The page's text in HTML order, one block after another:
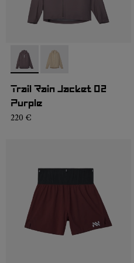
003
- N1CMTS2-001
- NC1RJ1M-001- NC1RJ1M-002
Trail Rain Jacket 02
Purple
220 €